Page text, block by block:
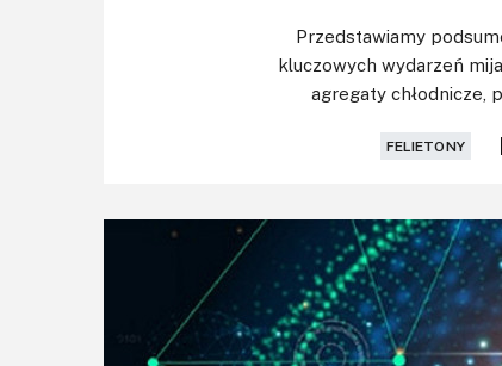
Przedstawiamy
kluczowych wydarzeń
agregaty chłodnicze,
FELIETONY